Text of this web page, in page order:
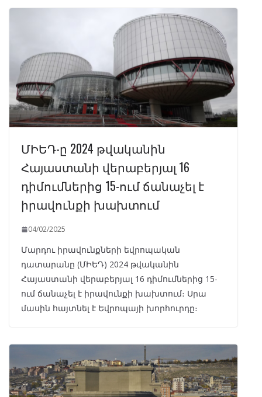
ՄԻԵԴ-ը 2024 թվականին
Հայաստանի վերաբերյալ 16
դիմումներից 15-ում ճանաչել է
իրավունքի խախտում
04/02/2025
Մարդու իրավունքների եվրոպական
դատարանը (ՄԻԵԴ) 2024 թվականին
Հայաստանի վերաբերյալ 16 դիմումներից 15-
ում ճանաչել է իրավունքի խախտում։ Սրա
մասին հայտնել է Եվրոպայի խորհուրդը։